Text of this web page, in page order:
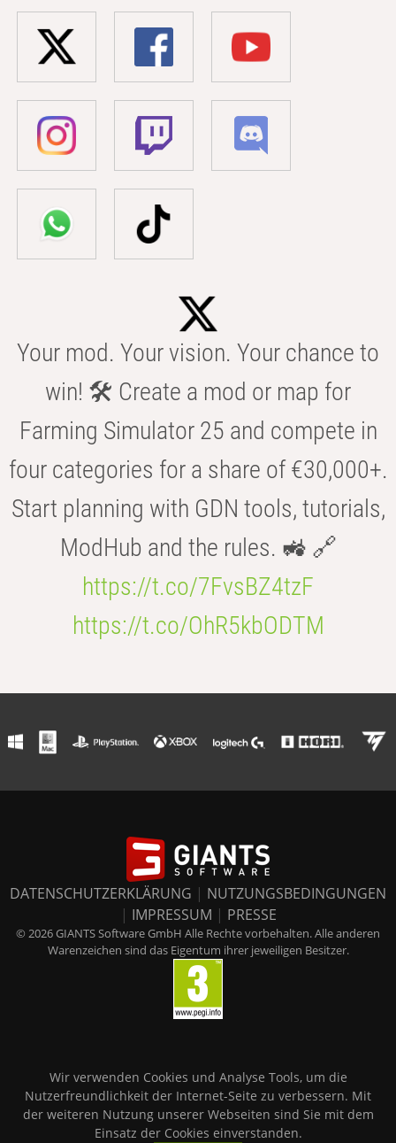
Your mod. Your vision. Your chance to
win! 🛠️ Create a mod or map for
Farming Simulator 25 and compete in
four categories for a share of €30,000+.
Start planning with GDN tools, tutorials,
ModHub and the rules. 🚜 🔗
https://t.co/7FvsBZ4tzF
https://t.co/OhR5kbODTM
DATENSCHUTZERKLÄRUNG | NUTZUNGSBEDINGUNGEN
| IMPRESSUM | PRESSE
© 2026 GIANTS Software GmbH Alle Rechte vorbehalten. Alle anderen
Warenzeichen sind das Eigentum ihrer jeweiligen Besitzer.
Wir verwenden Cookies und Analyse Tools, um die
Nutzerfreundlichkeit der Internet-Seite zu verbessern. Mit
der weiteren Nutzung unserer Webseiten sind Sie mit dem
Einsatz der Cookies einverstanden.